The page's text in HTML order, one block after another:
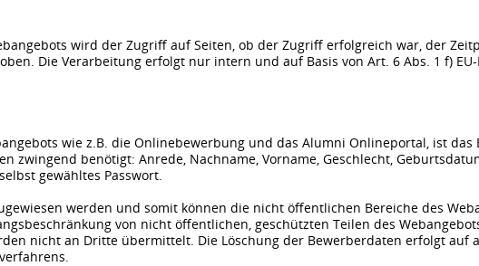
wird der Zugriff auf Seiten, ob der Zugriff erfolgreich war, der
Die Verarbeitung erfolgt nur intern und auf Basis von Art. 6 Abs. 1 f)
wie z.B. die Onlinebewerbung und das Alumni Onlineportal, ist
zwingend benötigt: Anrede, Nachname, Vorname, Geschlecht,
gewähltes Passwort.
werden und somit können die nicht öffentlichen Bereiche des
von nicht öffentlichen, geschützten Teilen des
nicht an Dritte übermittelt. Die Löschung der Bewerberdaten erfolgt auf